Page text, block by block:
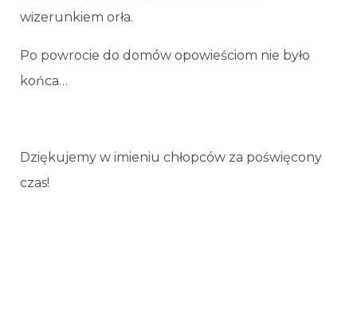
wizerunkiem orła.
Po powrocie do domów opowieściom nie było
końca…
Dziękujemy w imieniu chłopców za poświęcony
czas!